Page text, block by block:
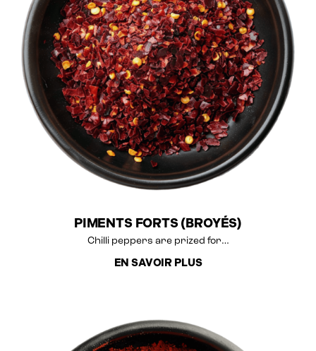
PIMENTS FORTS (BROYÉS)
Chilli peppers are prized for…
EN SAVOIR PLUS